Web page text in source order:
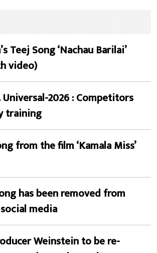
Teej Song ‘Nachau Barilai’
video)
2026 : Competitors
training
from the film ‘Kamala Miss’
has been removed from
media
Weinstein to be re-